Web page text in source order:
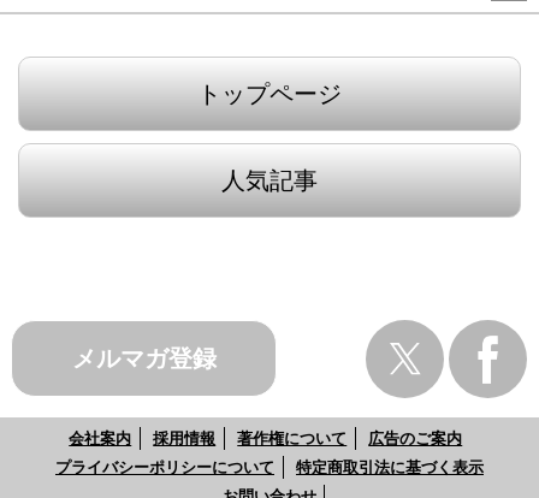
トップページ
人気記事
メルマガ登録
会社案内 採用情報 著作権について
広告のご案内
プライバシーポリシーについて
特定商取引法に基づく表示